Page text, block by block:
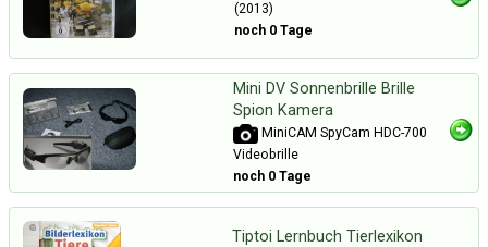
(2013)
noch 0 Tage
Mini DV Sonnenbrille Brille
Spion Kamera
MiniCAM SpyCam HDC-700
Videobrille
noch 0 Tage
Tiptoi Lernbuch Tierlexikon